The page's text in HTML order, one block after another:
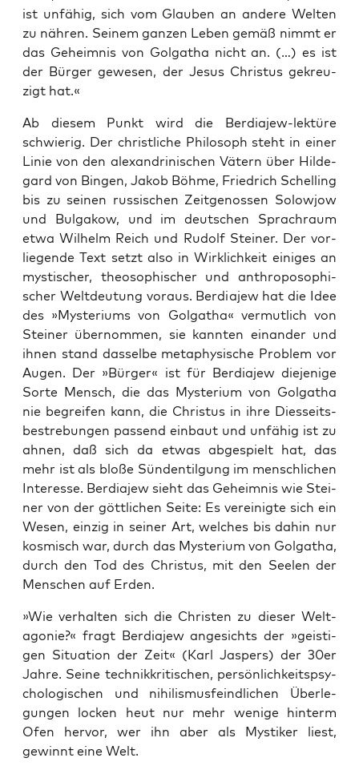
ist unfä­hig, sich vom Glau­ben an ande­re Wel­ten
zu näh­ren. Sei­nem gan­zen Leben gemäß nimmt er
das Geheim­nis von Gol­ga­tha nicht an. (…) es ist
der Bür­ger gewe­sen, der Jesus Chris­tus gekreu­
zigt hat.«
Ab die­sem Punkt wird die Ber­dia­jew-lek­tü­re
schwie­rig. Der christ­li­che Phi­lo­soph steht in einer
Linie von den alex­an­dri­ni­schen Vätern über Hil­de­
gard von Bin­gen, Jakob Böh­me, Fried­rich Schel­ling
bis zu sei­nen rus­si­schen Zeit­ge­nos­sen Solo­wjow
und Bul­ga­kow, und im deut­schen Sprach­raum
etwa Wil­helm Reich und Rudolf Stei­ner. Der vor­
lie­gen­de Text setzt also in Wirk­lich­keit eini­ges an
mys­ti­scher, theo­so­phi­scher und anthro­po­so­phi­
scher Welt­deu­tung vor­aus. Ber­dia­jew hat die Idee
des »Mys­te­ri­ums von Gol­ga­tha« ver­mut­lich von
Stei­ner über­nom­men, sie kann­ten ein­an­der und
ihnen stand das­sel­be meta­phy­si­sche Pro­blem vor
Augen. Der »Bür­ger« ist für Ber­dia­jew die­je­ni­ge
Sor­te Mensch, die das Mys­te­ri­um von Gol­ga­tha
nie begrei­fen kann, die Chris­tus in ihre Dies­seits­
be­stre­bun­gen pas­send ein­baut und unfä­hig ist zu
ahnen, daß sich da etwas abge­spielt hat, das
mehr ist als blo­ße Sün­den­til­gung im mensch­li­chen
Inter­es­se. Ber­dia­jew sieht das Geheim­nis wie Stei­
ner von der gött­li­chen Sei­te: Es ver­ei­nig­te sich ein
Wesen, ein­zig in sei­ner Art, wel­ches bis dahin nur
kos­misch war, durch das Mys­te­ri­um von Gol­ga­tha,
durch den Tod des Chris­tus, mit den See­len der
Men­schen auf Erden.
»Wie ver­hal­ten sich die Chris­ten zu die­ser Welt­
ago­nie?« fragt Ber­dia­jew ange­sichts der »geis­ti­
gen Situa­ti­on der Zeit« (Karl Jas­pers) der 30er
Jah­re. Sei­ne tech­nik­kri­ti­schen, per­sön­lich­keits­psy­
cho­lo­gi­schen und nihi­lis­mus­feind­li­chen Über­le­
gun­gen locken heut nur mehr weni­ge hin­term
Ofen her­vor, wer ihn aber als Mys­ti­ker liest,
gewinnt eine Welt.